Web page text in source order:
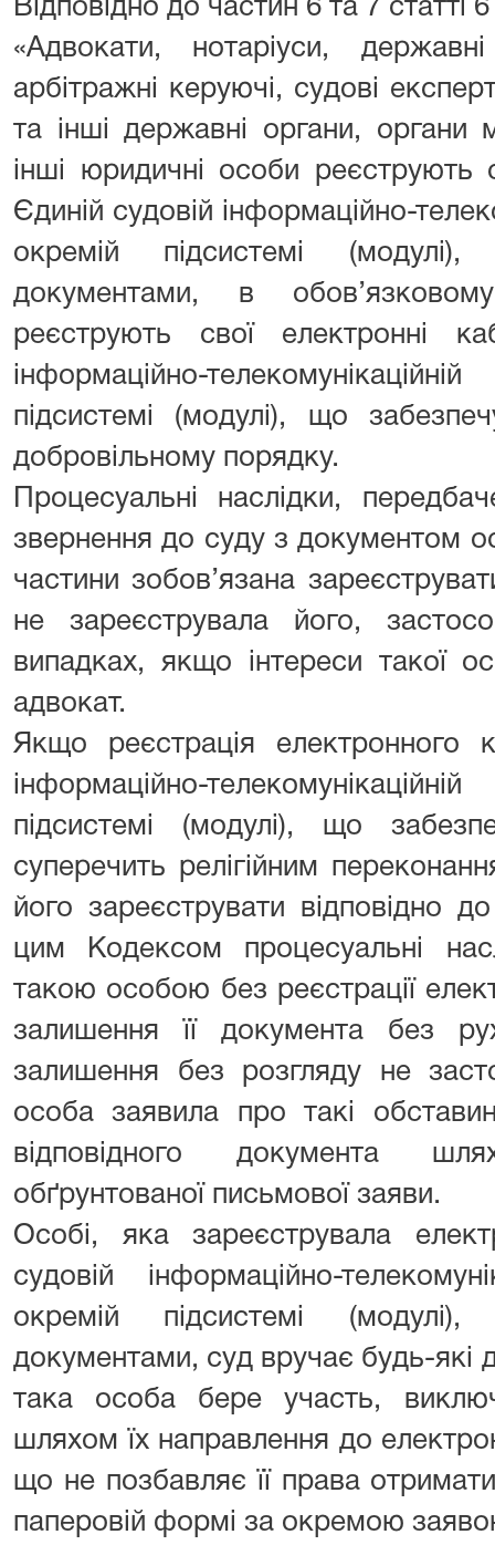
Відповідно до частин 6 та 7 статті
«Адвокати, нотаріуси,
арбітражні керуючі, судові
та інші державні органи, органи
інші юридичні особи реєструють
Єдиній судовій інформаційно-
окремій підсистемі
документами, в
реєструють свої електронні
інформаційно-
підсистемі (модулі), що
добровільному порядку.
Процесуальні наслідки,
звернення до суду з документом
частини зобов’язана
не зареєструвала його,
випадках, якщо інтереси такої
адвокат.
Якщо реєстрація електронного
інформаційно-
підсистемі (модулі), що
суперечить релігійним
його зареєструвати відповідно
цим Кодексом процесуальні
такою особою без реєстрації
залишення її документа без
залишення без розгляду не
особа заявила про такі
відповідного документа
обґрунтованої письмової заяви.
Особі, яка зареєструвала
судовій інформаційно-
окремій підсистемі
документами, суд вручає будь-які
така особа бере участь,
шляхом їх направлення до
що не позбавляє її права
паперовій формі за окремою